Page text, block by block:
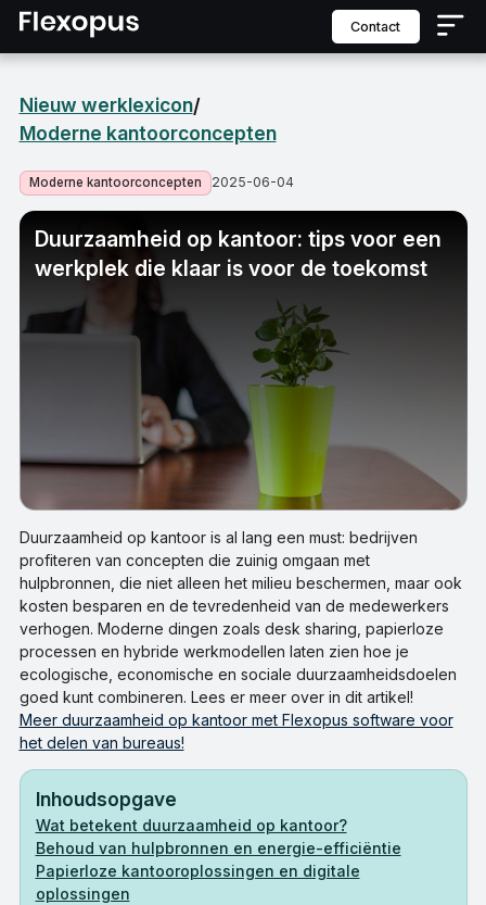
contact
Nieuw werklexicon/
Moderne kantoorconcepten
Moderne kantoorconcepten 2025-06-04
Duurzaamheid op kantoor: tips voor een
werkplek die klaar is voor de toekomst
Duurzaamheid op kantoor is al lang een must: bedrijven
profiteren van concepten die zuinig omgaan met
hulpbronnen, die niet alleen het milieu beschermen, maar ook
kosten besparen en de tevredenheid van de medewerkers
verhogen. Moderne dingen zoals desk sharing, papierloze
processen en hybride werkmodellen laten zien hoe je
ecologische, economische en sociale duurzaamheidsdoelen
goed kunt combineren. Lees er meer over in dit artikel!
Meer duurzaamheid op kantoor met Flexopus software voor
het delen van bureaus!
Inhoudsopgave
Wat betekent duurzaamheid op kantoor?
Behoud van hulpbronnen en energie-efficiëntie
Papierloze kantooroplossingen en digitale
oplossingen